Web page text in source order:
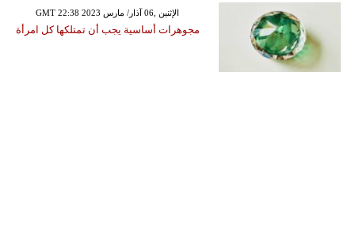
GMT 22:38 2023 الإثنين ,06 آذار/ مارس
مجوهرات أساسية يجب أن تمتلكها كل امرأة